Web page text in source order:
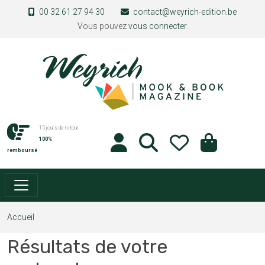
Aller au contenu principal
00 32 61 27 94 30
contact@weyrich-edition.be
Vous pouvezvous connecter.
15 jours de retour
100%
remboursé
Accueil
Résultats de votre